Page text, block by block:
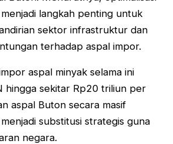
langkah penting untuk
sektor infrastruktur dan
terhadap aspal impor.
aspal minyak selama ini
hingga sekitar Rp20 triliun per
aspal Buton secara masif
substitusi strategis guna
negara.